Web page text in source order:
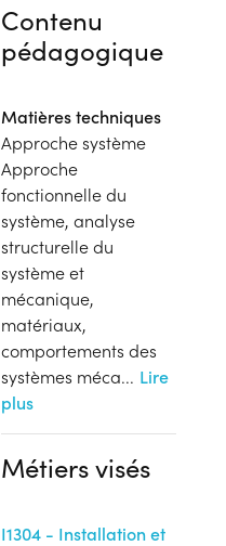
Contenu
pédagogique
Matières techniques
Approche système
Approche
fonctionnelle du
système, analyse
structurelle du
système et
mécanique,
matériaux,
comportements des
systèmes méca... Lire
plus
Métiers visés
I1304 - Installation et